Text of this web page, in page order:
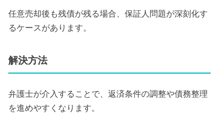
任意売却後も残債が残る場合、保証人問題が深刻化す
るケースがあります。
解決方法
弁護士が介入することで、返済条件の調整や債務整理
を進めやすくなります。